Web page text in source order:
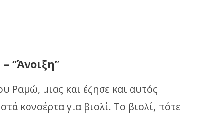
“Άνοιξη”
Ραμώ, μιας και έζησε και αυτός
κονσέρτα για βιολί. Το βιολί, πότε